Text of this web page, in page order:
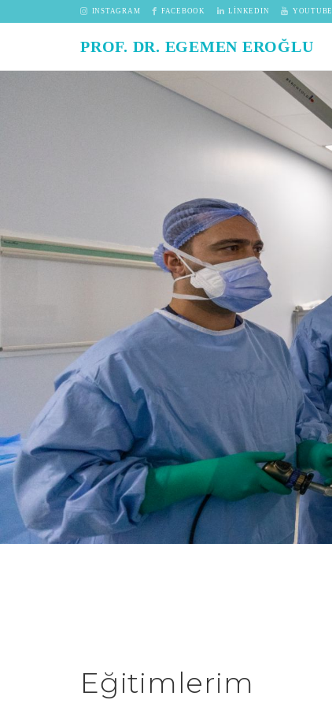
INSTAGRAM FACEBOOK LINKEDIN YOUTUBE
PROF. DR. EGEMEN EROĞLU
Eğitimlerim